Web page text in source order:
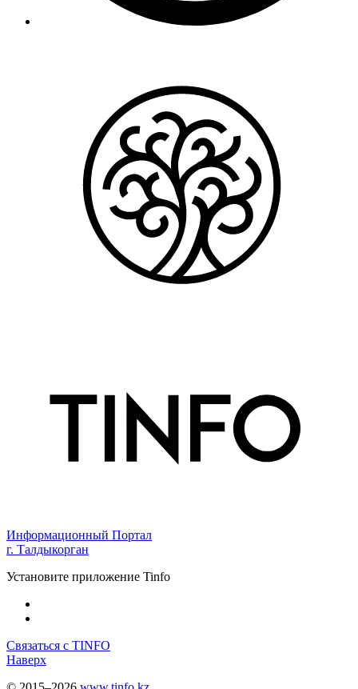
Информационный Портал
г. Талдыкорган
Установите приложение Tinfo
Связаться с TINFO
Наверх